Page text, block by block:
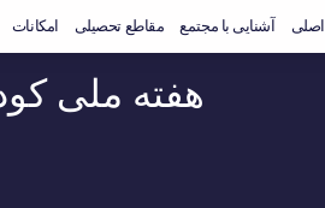
آشنایی با مجتمع مقاطع تحصیلی امکانات
هفته ملی